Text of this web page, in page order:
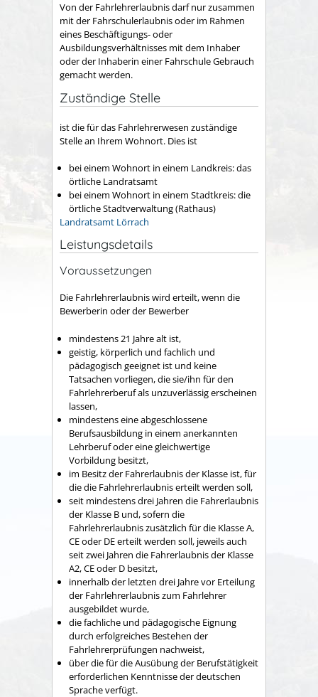
Von der Fahrlehrerlaubnis darf nur zusammen
mit der Fahrschulerlaubnis oder im Rahmen
eines Beschäftigungs- oder
Ausbildungsverhältnisses mit dem Inhaber
oder der Inhaberin einer Fahrschule Gebrauch
gemacht werden.
Zuständige Stelle
ist die für das Fahrlehrerwesen zuständige
Stelle an Ihrem Wohnort. Dies ist
bei einem Wohnort in einem Landkreis: das
örtliche Landratsamt
bei einem Wohnort in einem Stadtkreis: die
örtliche Stadtverwaltung (Rathaus)
Landratsamt Lörrach
Leistungsdetails
Voraussetzungen
Die Fahrlehrerlaubnis wird erteilt, wenn die
Bewerberin oder der Bewerber
mindestens 21 Jahre alt ist,
geistig, körperlich und fachlich und
pädagogisch geeignet ist und keine
Tatsachen vorliegen, diesie/ihn für den
Fahrlehrerberuf als unzuverlässig erscheinen
lassen,
mindestens eine abgeschlossene
Berufsausbildung in einem anerkannten
Lehrberuf oder eine gleichwertige
Vorbildung besitzt,
im Besitz der Fahrerlaubnis der Klasse ist, für
die die Fahrlehrerlaubnis erteilt werden soll,
seit mindestens drei Jahren die Fahrerlaubnis
der Klasse B und, sofern die
Fahrlehrerlaubnis zusätzlich für die Klasse A,
CE oder DE erteilt werden soll, jeweils auch
seit zwei Jahren die Fahrerlaubnis der Klasse
A2, CE oder D besitzt,
innerhalb der letzten drei Jahre vor Erteilung
der Fahrlehrerlaubnis zum Fahrlehrer
ausgebildet wurde,
die fachliche und pädagogische Eignung
durch erfolgreiches Bestehen der
Fahrlehrerprüfungen nachweist,
über die für die Ausübung der Berufstätigkeit
erforderlichen Kenntnisse der deutschen
Sprache verfügt.